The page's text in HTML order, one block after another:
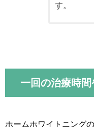
す。
一回の治療時間
ホームホワイトニング